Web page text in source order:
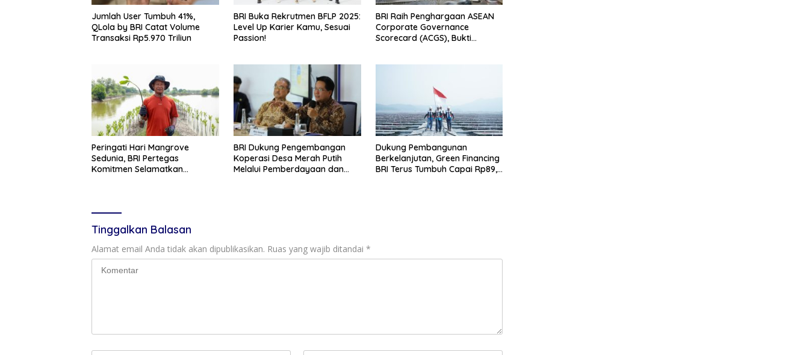
Jumlah User Tumbuh 41%,
QLola by BRI Catat Volume
Transaksi Rp5.970 Triliun
BRI Buka Rekrutmen BFLP 2025:
Level Up Karier Kamu, Sesuai
Passion!
BRI Raih Penghargaan ASEAN
Corporate Governance
Scorecard (ACGS), Bukti
Peringati Hari Mangrove
Sedunia, BRI Pertegas
Komitmen Selamatkan
BRI Dukung Pengembangan
Koperasi Desa Merah Putih
Melalui Pemberdayaan dan
Dukung Pembangunan
Berkelanjutan, Green Financing
BRI Terus Tumbuh Capai Rp89,9
Tinggalkan Balasan
Alamat email Anda tidak akan dipublikasikan. Ruas yang wajib ditandai *